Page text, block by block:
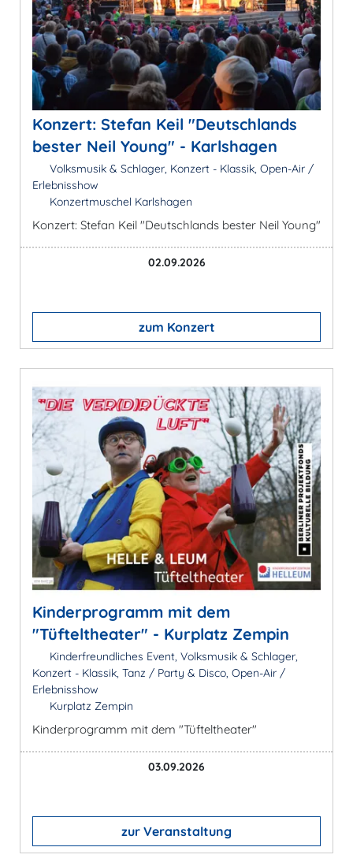
Konzert: Stefan Keil "Deutschlands
bester Neil Young" - Karlshagen
Volksmusik & Schlager, Konzert - Klassik, Open-Air /
Erlebnisshow
Konzertmuschel Karlshagen
Konzert: Stefan Keil "Deutschlands bester Neil Young"
02.09.2026
zum Konzert
Kinderprogramm mit dem
"Tüfteltheater" - Kurplatz Zempin
Kinderfreundliches Event, Volksmusik & Schlager,
Konzert - Klassik, Tanz / Party & Disco, Open-Air /
Erlebnisshow
Kurplatz Zempin
Kinderprogramm mit dem "Tüfteltheater"
03.09.2026
zur Veranstaltung